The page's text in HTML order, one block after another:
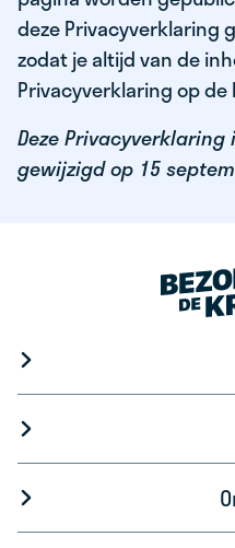
deze Privacyverklaring
zodat je altijd van de
Privacyverklaring op
Deze
gewijzigd op 15